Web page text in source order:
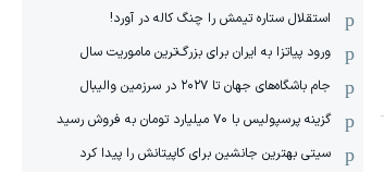
استقلال ستاره تیمش را چنگ کاله در آورد!
ورود پیاتزا به ایران برای بزرگ‌ترین ماموریت سال
جام باشگاه‌های جهان تا ۲۰۲۷ در سرزمین والیبال
گزینه پرسپولیس با ۷۰ میلیارد تومان به فروش رسید
سیتی بهترین جانشین برای کاپیتانش را پیدا کرد